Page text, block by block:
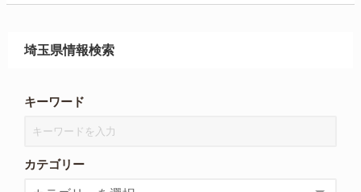
埼玉県情報検索
キーワード
カテゴリー